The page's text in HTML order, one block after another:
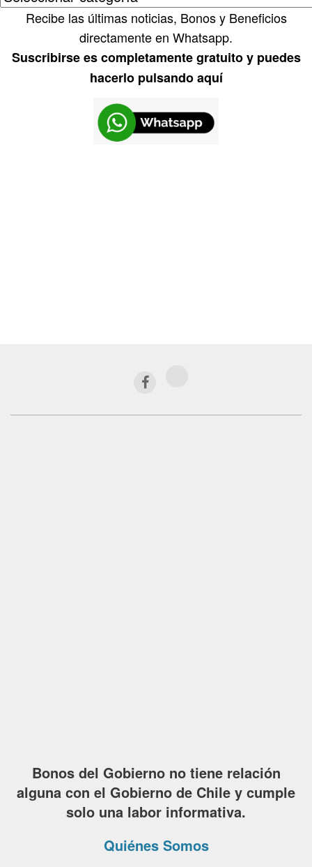
Recibe las últimas noticias, Bonos y Beneficios
directamente en Whatsapp.
Suscribirse es completamente gratuito y puedes
hacerlo pulsando aquí
Bonos del Gobierno no tiene relación
alguna con el Gobierno de Chile y cumple
solo una labor informativa.
Quiénes Somos